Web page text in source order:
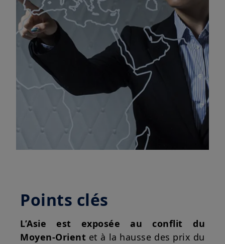
Points clés
L’Asie est exposée au conflit du
Moyen-Orient et à la hausse des prix du